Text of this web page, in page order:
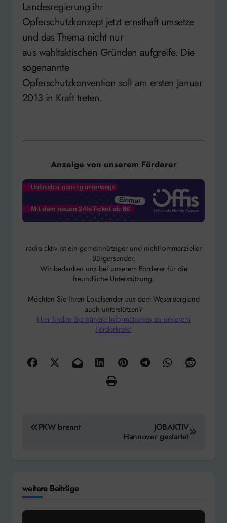
Landesregierung ihr
Opferschutzkonzept jetzt ernsthaft umsetze
und das Thema nicht nur
aus wahltaktischen Gründen aufgreife. Die
sogenannte
Opferschutzkonvention soll am ersten Januar
2013 in Kraft treten.
Anzeige von unserem Förderer
radio aktiv ist ein gemeinnütziger und nichtkommerzieller
Bürgersender.
Wir bedanken uns bei unserem Förderer für die
freundliche Unterstützung.
Möchten Sie Ihren Lokalsender aus dem Weserbergland
auch unterstützen?
Hier finden Sie nähere Informationen zu unserem
Förderkreis!
Beitragsnavigation
PKW brennt
JOBAKTIV
Hannover gestartet
weitere Beiträge